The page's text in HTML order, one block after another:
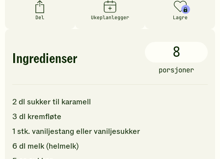
Del Ukeplanlegger Lagre
Ingredienser 8
porsjoner
2dl sukkertil karamell
3 dl kremfløte
1 stk. vaniljestang eller vaniljesukker
6 dl melk(helmelk)